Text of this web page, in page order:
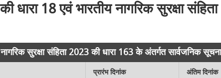
18 एवं भारतीय नागरिक सुरक्षा
सुरक्षा संहिता 2023 की धारा 163 के अंतर्गत सार्वजनिक
प्रारंभ दिनांक अंतिम दिनांक